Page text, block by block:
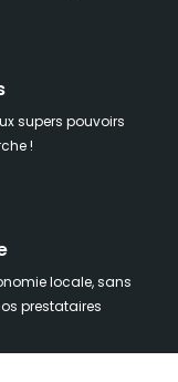
supers pouvoirs
!
locale, sans
prestataires